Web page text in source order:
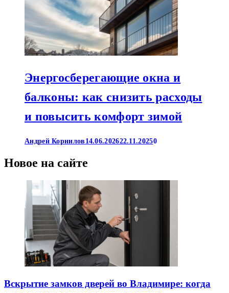
Энергосберегающие окна и
балконы: как снизить расходы
и повысить комфорт зимой
Андрей Корнилов 14.06.202622.11.20250
Новое на сайте
Вскрытие замков дверей во Владимире: когда